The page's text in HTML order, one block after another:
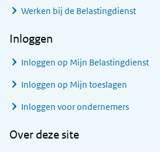
Werken bij de Belastingdienst
Inloggen
Inloggen op Mijn Belastingdienst
Inloggen op Mijn toeslagen
Inloggen voor ondernemers
Over deze site